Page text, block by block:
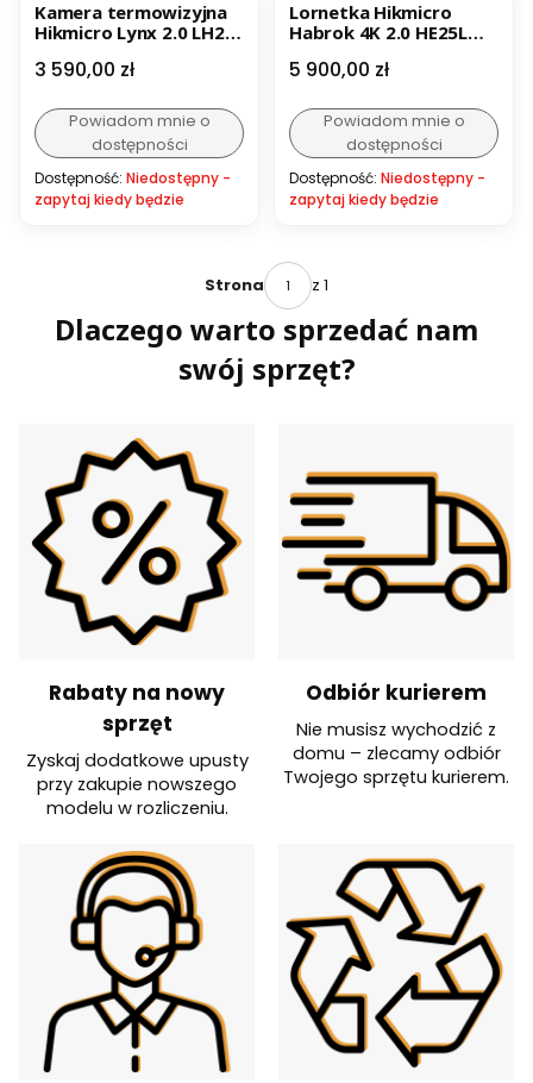
Kamera termowizyjna
Hikmicro Lynx 2.0 LH25
Cena
3 590,00 zł
Powiadom mnie o
dostępności
Dostępność: Niedostępny -
zapytaj kiedy będzie
Lornetka Hikmicro
Habrok 4K 2.0 HE25L
Cena
5 900,00 zł
Powiadom mnie o
dostępności
Dostępność: Niedostępny -
zapytaj kiedy będzie
Strona z 1
Dlaczego warto sprzedać nam
swój sprzęt?
Rabaty na nowy
sprzęt
Zyskaj dodatkowe upusty
przy zakupie nowszego
modelu w rozliczeniu.
Odbiór kurierem
Nie musisz wychodzić z
domu – zlecamy odbiór
Twojego sprzętu kurierem.